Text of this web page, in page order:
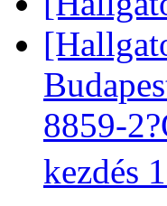
8859-
kezdés